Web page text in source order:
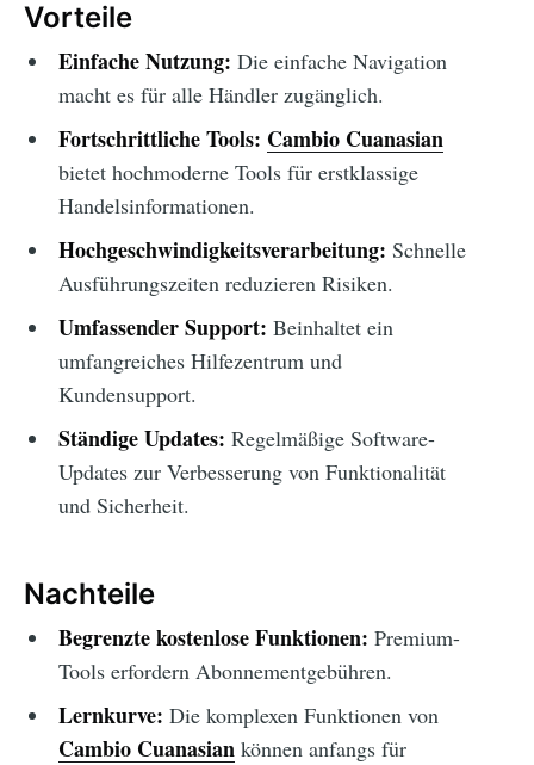
Vorteile
Einfache Nutzung: Die einfache Navigation
macht es für alle Händler zugänglich.
Fortschrittliche Tools: Cambio Cuanasian
bietet hochmoderne Tools für erstklassige
Handelsinformationen.
Hochgeschwindigkeitsverarbeitung: Schnelle
Ausführungszeiten reduzieren Risiken.
Umfassender Support: Beinhaltet ein
umfangreiches Hilfezentrum und
Kundensupport.
Ständige Updates: Regelmäßige Software-
Updates zur Verbesserung von Funktionalität
und Sicherheit.
Nachteile
Begrenzte kostenlose Funktionen: Premium-
Tools erfordern Abonnementgebühren.
Lernkurve: Die komplexen Funktionen von
Cambio Cuanasian können anfangs für